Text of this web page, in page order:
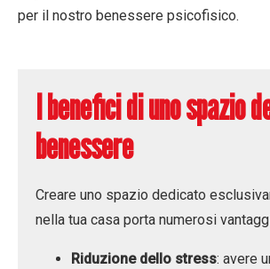
per il nostro benessere psicofisico.
I benefici di uno spazio
benessere
Creare uno spazio dedicato
nella tua casa porta numerosi
Riduzione dello stress: avere